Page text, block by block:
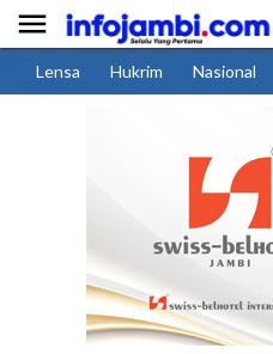

Lensa Hukrim Nasional